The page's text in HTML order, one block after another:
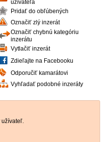
užívateľa
Pridať do obľúbených
Označiť zlý inzerát
Označiť chybnú kategóriu
inzerátu
Vytlačiť inzerát
Zdieľajte na Facebooku
Odporučiť kamarátovi
Vyhľadať podobné inzeráty
užívateľ.